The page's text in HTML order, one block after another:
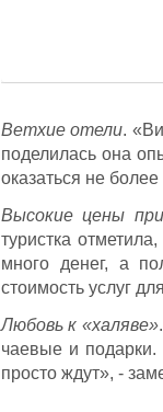
Ветхие отели.
поделилась она
оказаться не
Высокие цены
туристка
много денег, а
стоимость услуг
Любовь к «халяве»
чаевые и подарки.
просто ждут», -